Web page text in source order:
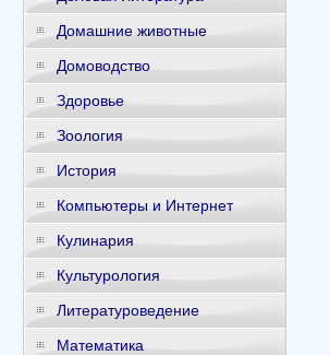
Домашние животные
Домоводство
Здоровье
Зоология
История
Компьютеры и Интернет
Кулинария
Культурология
Литературоведение
Математика